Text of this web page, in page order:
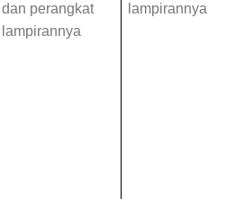
dan perangkat
lampirannya
lampirannya